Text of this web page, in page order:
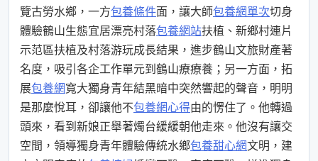
覽古勞水鄉，一方包養條件面，讓大師包養網單次切身
體驗鶴山生態宜居漂亮村落包養網站扶植、新鄉村連片
示范區扶植及村落游玩成長結果，進步鶴山文旅財產著
名度，吸引各企工作單元到鶴山療療養；另一方面，拓
展包養網寬大獨身青年結黑暗中突然響起的聲音，明明
是那麼悅耳，卻讓他不包養網心得由的愣住了。他轉過
頭來，看到新娘正舉著燭台緩緩朝他走來。他沒有讓交
空間，領導獨身青年體驗傳統水鄉包養甜心網文明，建